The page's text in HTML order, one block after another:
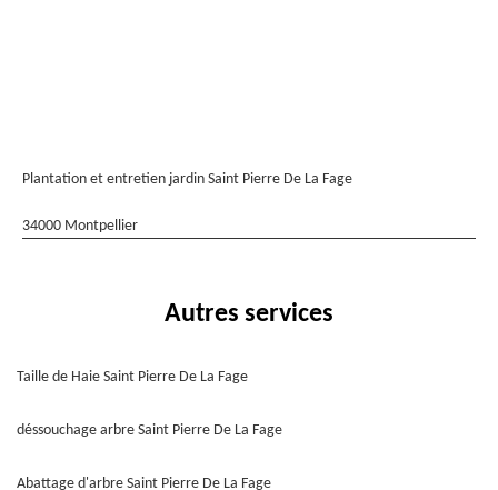
Plantation et entretien jardin Saint Pierre De La Fage
34000 Montpellier
Autres services
Taille de Haie Saint Pierre De La Fage
déssouchage arbre Saint Pierre De La Fage
Abattage d'arbre Saint Pierre De La Fage